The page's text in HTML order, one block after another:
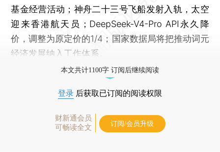
基金经营活动；神舟二十三号飞船发射入轨，太空
迎来香港航天员；DeepSeek-V4-Pro API永久降
价，调整为原定价的1/4；国家数据局将把推动词元
经济发展纳入工作体系。
本文共计1100字 订阅后继续阅读
登录 后获取已订阅的阅读权限
财新通会员
可畅读全文
订阅/会员升级